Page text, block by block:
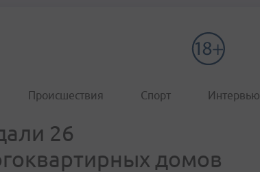
Происшествия Спорт Интервью
26
домов